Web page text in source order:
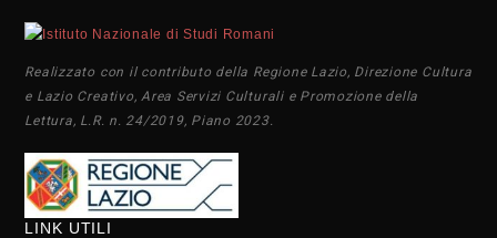
Realizzato con il contributo della Regione Lazio, Direzione Cultura
e Lazio Creativo, Area Servizi Culturali e Promozione della
Lettura, L.R. n. 24/2019, Piano 2023.
LINK UTILI